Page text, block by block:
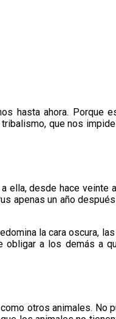
hasta ahora. Porque
que nos
ella, desde hace
apenas un año
la cara oscura,
a los demás a
otros animales. No